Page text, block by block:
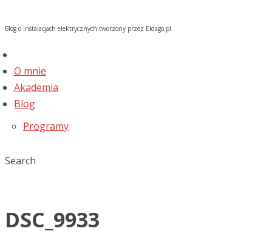
Blog o instalacjach elektrycznych tworzony przez Eldago.pl
O mnie
Akademia
Blog
Programy
Search
DSC_9933